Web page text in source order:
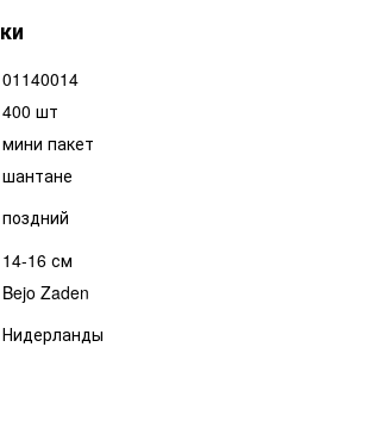
01140014
400 шт
мини пакет
шантане
поздний
14-16 см
Bejo Zaden
Нидерланды